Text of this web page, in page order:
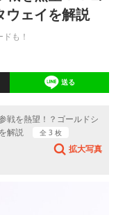
ウェイを解説
も！
送る
戦を熱望！？ゴールドシ
解説
全 3 枚
拡大写真